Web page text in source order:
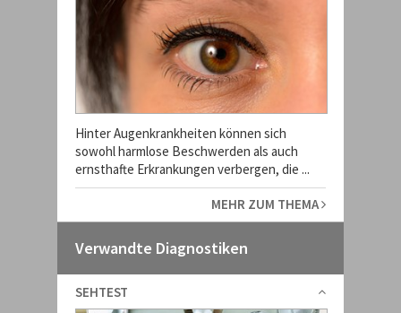
Hinter Augenkrankheiten können sich
sowohl harmlose Beschwerden als auch
ernsthafte Erkrankungen verbergen, die ...
MEHR ZUM THEMA
Verwandte Diagnostiken
SEHTEST